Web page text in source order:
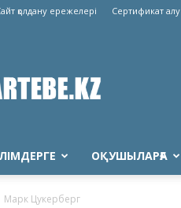
қолдану ережелері Сертификат алу
ОҚУШЫЛАРҒА
Марк Цукерберг